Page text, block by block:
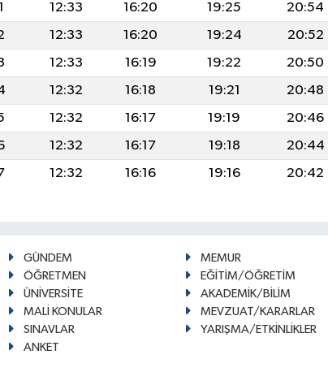
12:33 16:20 19:25
20:54
12:33 16:20 19:24
20:52
12:33 16:19 19:22
20:50
12:32 16:18 19:21
20:48
12:32 16:17 19:19
20:46
12:32 16:17 19:18
20:44
12:32 16:16 19:16 20:42
GÜNDEM
MEMUR
ÖĞRETMEN
EĞİTİM/ÖĞRETİM
ÜNİVERSİTE
AKADEMİK/BİLİM
MALİ KONULAR
MEVZUAT/KARARLAR
SINAVLAR
YARIŞMA/ETKİNLİKLER
ANKET